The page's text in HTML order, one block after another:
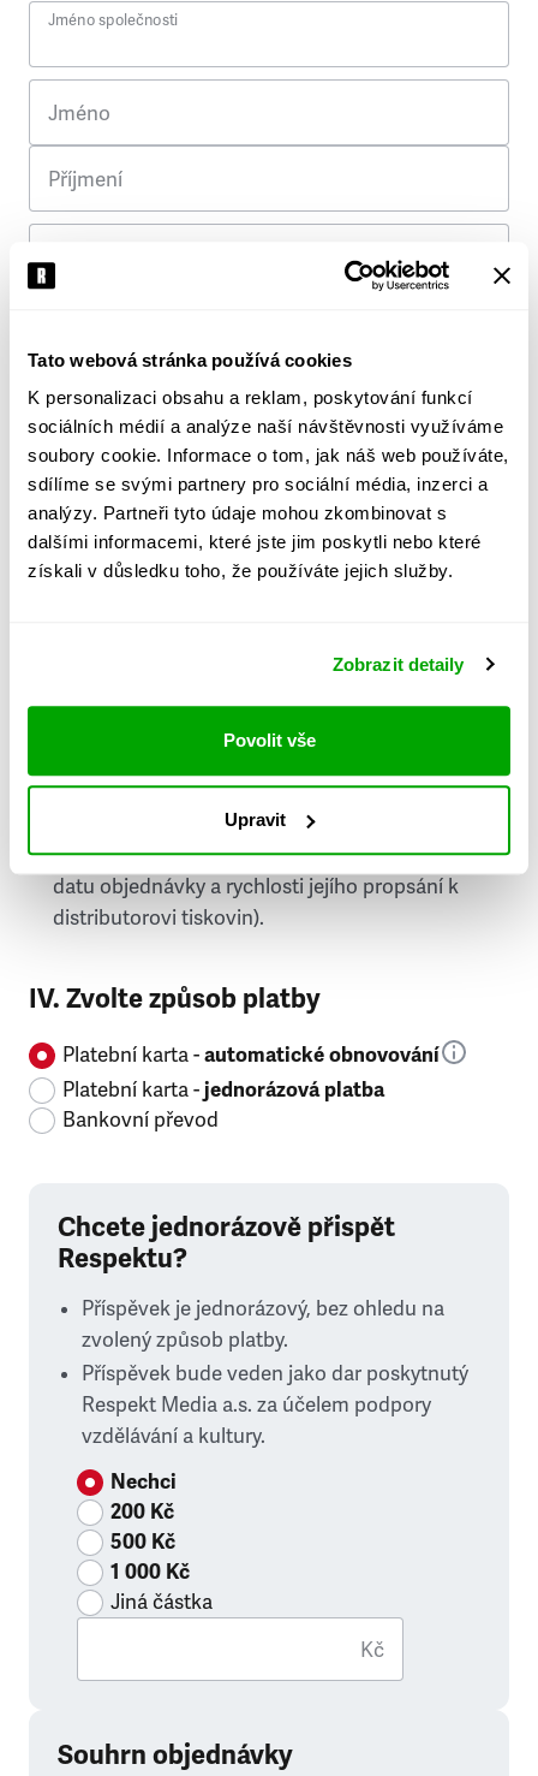
Tato webová stránka používá cookies
K personalizaci obsahu a reklam, poskytování funkcí
sociálních médií a analýze naší návštěvnosti využíváme
soubory cookie. Informace o tom, jak náš web používáte,
sdílíme se svými partnery pro sociální média, inzerci a
analýzy. Partneři tyto údaje mohou zkombinovat s
dalšími informacemi, které jste jim poskytli nebo které
získali v důsledku toho, že používáte jejich služby.
Zobrazit detaily
Povolit vše
Upravit
Jméno společnosti
Jméno
Příjmení
Ulice
Město
PSČ
Stát
doručování týdeníku Respekt v tištěné verzi, na
první vydání ve vaší schránce se můžete těšit
příští, nejpozději přespříští týden (v závislosti na
datu objednávky a rychlosti jejího propsání k
distributorovi tiskovin).
IV. Zvolte způsob platby
Platební karta -automatické obnovování
Platební karta -jednorázová platba
Bankovní převod
Chcete jednorázově přispět
Respektu?
Příspěvek je jednorázový, bez ohledu na
zvolený způsob platby.
Příspěvek bude veden jako dar poskytnutý
Respekt Media a.s. za účelem podpory
vzdělávání a kultury.
Nechci
200 Kč
500 Kč
1 000 Kč
Jiná částka
Kč
Souhrn objednávky